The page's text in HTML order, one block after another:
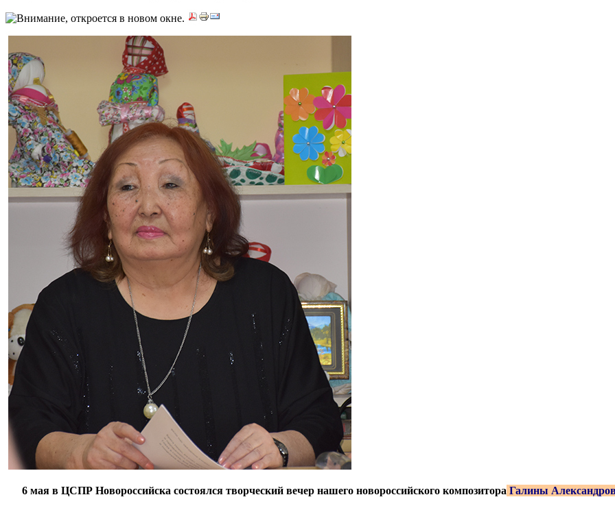
6 мая в ЦСПР Новороссийска состоялся творческий вечер нашего новороссийского композитора Галины